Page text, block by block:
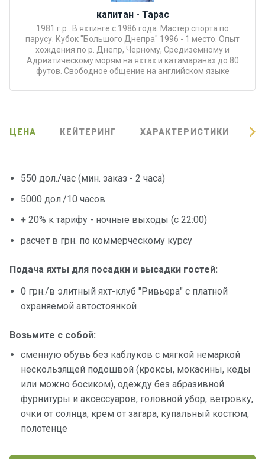
капитан - Тарас
1981 г.р.. В яхтинге с 1986 года. Мастер спорта по
парусу. Кубок "Большого Днепра" 1996 - 1 место. Опыт
хождения по р. Днепр, Черному, Средиземному и
Адриатическому морям на яхтах и катамаранах до 80
футов. Свободное общение на английском языке
ЦЕНА КЕЙТЕРИНГ ХАРАКТЕРИСТИКИ
550 дол./час (мин. заказ - 2 часа)
5000 дол./10 часов
+ 20% к тарифу - ночные выходы (с 22:00)
расчет в грн. по коммерческому курсу
Подача яхты для посадки и высадки гостей:
0 грн./в элитный яхт-клуб "Ривьера" с платной
охраняемой автостоянкой
Возьмите с собой:
сменную обувь без каблуков с мягкой немаркой
нескользящей подошвой (кроксы, мокасины, кеды
или можно босиком), одежду без абразивной
фурнитуры и аксессуаров, головной убор, ветровку,
очки от солнца, крем от загара, купальный костюм,
полотенце
чения
Речные
и
Отзывы
ы